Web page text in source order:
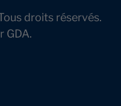
droits réservés.
GDA.